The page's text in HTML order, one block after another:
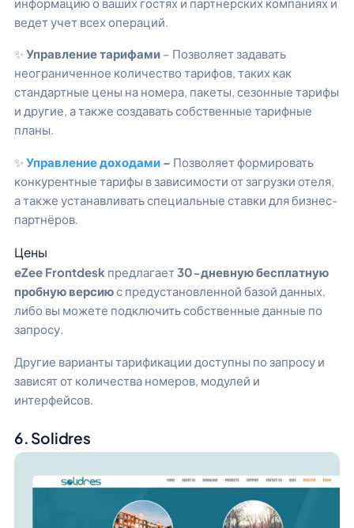
ведет учет всех операций.
✨Управление тарифами – Позволяет задавать
неограниченное количество тарифов, таких как
стандартные цены на номера, пакеты, сезонные тарифы
и другие, а также создавать собственные тарифные
планы.
✨Управление доходами – Позволяет формировать
конкурентные тарифы в зависимости от загрузки отеля,
а также устанавливать специальные ставки для бизнес-
партнёров.
Цены
eZee Frontdesk предлагает30-дневную бесплатную
пробную версиюс предустановленной базой данных,
либо вы можете подключить собственные данные по
запросу.
Другие варианты тарификации доступны по запросу и
зависят от количества номеров, модулей и
интерфейсов.
6. Solidres